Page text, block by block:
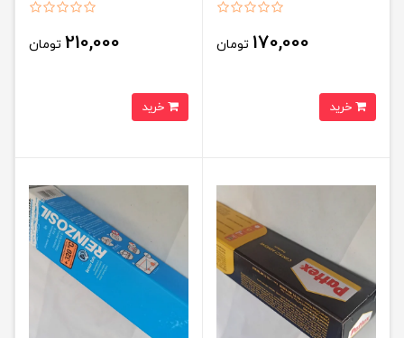
170,000 تومان 210,000 تومان